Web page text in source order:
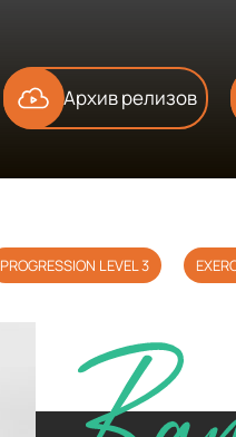
Архив релизов
PROGRESSION LEVEL 3